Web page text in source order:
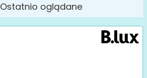
Ostatnio oglądane